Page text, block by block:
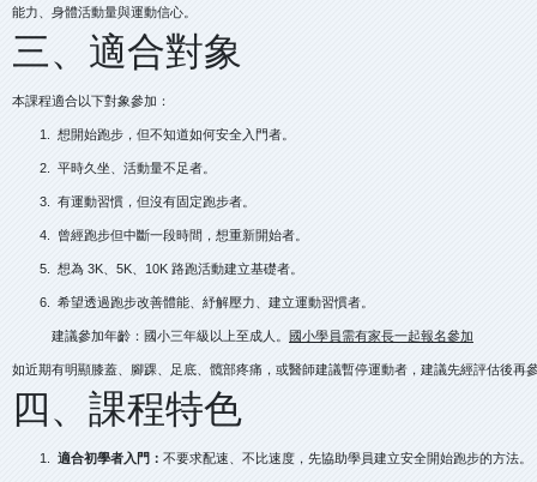
能力、身體活動量與運動信心。
三、適合對象
本課程適合以下對象參加：
1. 想開始跑步，但不知道如何安全入門者。
2. 平時久坐、活動量不足者。
3. 有運動習慣，但沒有固定跑步者。
4. 曾經跑步但中斷一段時間，想重新開始者。
5. 想為 3K、5K、10K 路跑活動建立基礎者。
6. 希望透過跑步改善體能、紓解壓力、建立運動習慣者。
建議參加年齡：國小三年級以上至成人。 國小學員需有家長一起報名參加
如近期有明顯膝蓋、腳踝、足底、髖部疼痛，或醫師建議暫停運動者，建議先經評估後再
四、課程特色
1. 適合初學者入門： 不要求配速、不比速度，先協助學員建立安全開始跑步的方法。